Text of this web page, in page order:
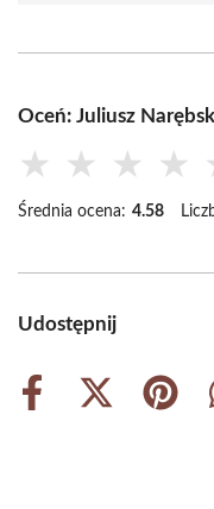
Oceń: Juliusz
★ ★ ★ ★
Średnia ocena: 4.58
Udostępnij
Share
Share
Share